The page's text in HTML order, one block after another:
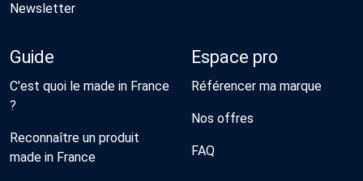
Newsletter
Guide
C'est quoi le made in France
?
Reconnaître un produit
made in France
Espace pro
Référencer ma marque
Nos offres
FAQ